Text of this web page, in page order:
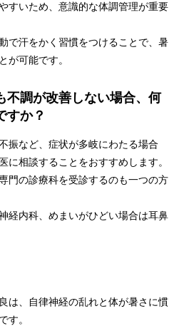
すいため、意識的な体調管理が重要
で汗をかく習慣をつけることで、暑
が可能です。
不調が改善しない場合、何
すか？
振など、症状が多岐にわたる場合
に相談することをおすすめします。
門の診療科を受診するのも一つの方
経内科、めまいがひどい場合は耳鼻
は、自律神経の乱れと体が暑さに慣
す。